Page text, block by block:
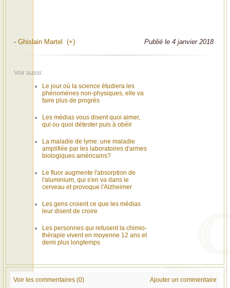
- Ghislain Martel (+) Publié le 4 janvier 2018
Voir aussi:
Le jour où la science étudiera les
phénomènes non-physiques, elle va
faire plus de progrès
Les médias vous disent quoi aimer,
qui ou quoi détester puis à obéir
La maladie de lyme: une maladie
amplifiée par les laboratoires d'armes
biologiques américains?
Le fluor augmente l'absorption de
l'aluminium, qui s'en va dans le
cerveau et provoque l'Alzheimer
Les gens croient ce que les médias
leur disent de croire
Les personnes qui refusent la chimio-
thérapie vivent en moyenne 12 ans et
demi plus longtemps
Voir les commentaires (0) Ajouter un commentaire